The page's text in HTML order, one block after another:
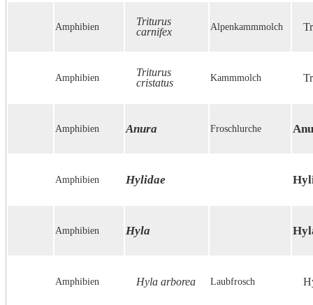
Amphibien
Triturus
carnifex
Alpenkammmolch
Amphibien
Triturus
cristatus
Kammmolch
Amphibien Anura Froschlurche
Amphibien Hylidae
Amphibien Hyla
Amphibien Hyla arborea Laubfrosch